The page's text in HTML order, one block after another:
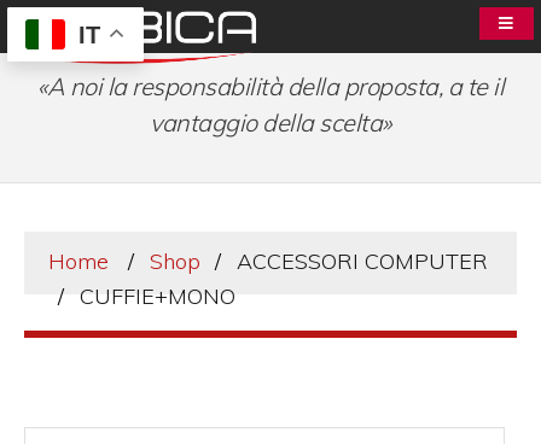
IT
«A noi la responsabilità della proposta, a te il
vantaggio della scelta»
Home Shop
ACCESSORI COMPUTER
CUFFIE+MONO